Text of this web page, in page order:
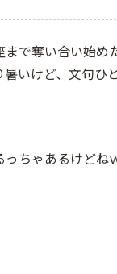
まで奪い合い始め
いけど、文句ひ
っちゃあるけどね